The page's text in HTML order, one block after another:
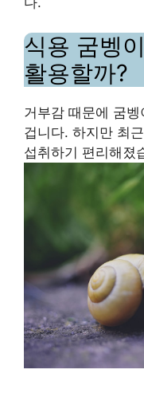
식용 굼벵
활용할까?
거부감 때문에 굼
겁니다. 하지만 최
섭취하기 편리해졌